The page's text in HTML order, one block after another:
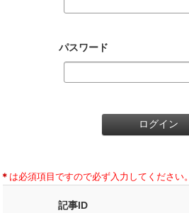
パスワード
＊ は必須項目ですので必ず入力してください。
記事ID